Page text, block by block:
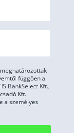
meghatározottak
függően a
BankSelect Kft.,
Kft.
a személyes